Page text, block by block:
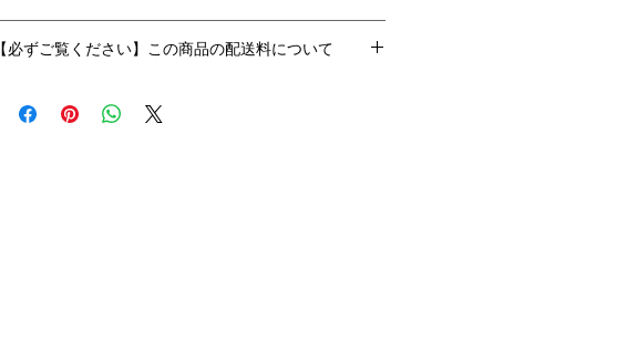
タテ 約41.5cm × ヨコ 約30.5cm
しきりポケット（タテ 約16cm × ヨコ 約26cm）
マチ幅 なし
【必ずご覧ください】この商品の配送料について
クリックポスト（ポスト投函）にてご発送致します。